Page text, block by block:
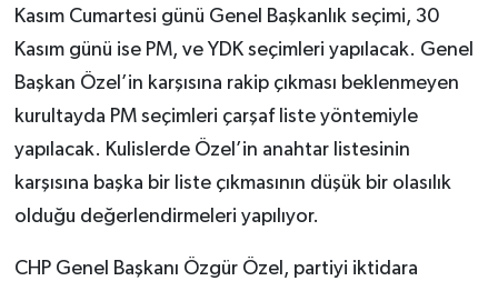
Kasım Cumartesi günü Genel Başkanlık seçimi, 30
Kasım günü ise PM, ve YDK seçimleri yapılacak. Genel
Başkan Özel’in karşısına rakip çıkması beklenmeyen
kurultayda PM seçimleri çarşaf liste yöntemiyle
yapılacak. Kulislerde Özel’in anahtar listesinin
karşısına başka bir liste çıkmasının düşük bir olasılık
olduğu değerlendirmeleri yapılıyor.
CHP Genel Başkanı Özgür Özel, partiyi iktidara